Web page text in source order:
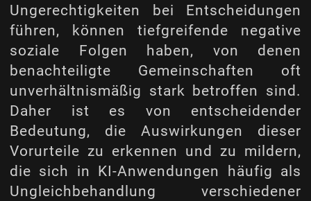
Ungerechtigkeiten bei Entscheidungen
führen, können tiefgreifende negative
soziale Folgen haben, von denen
benachteiligte Gemeinschaften oft
unverhältnismäßig stark betroffen sind.
Daher ist es von entscheidender
Bedeutung, die Auswirkungen dieser
Vorurteile zu erkennen und zu mildern,
die sich in KI-Anwendungen häufig als
Ungleichbehandlung verschiedener